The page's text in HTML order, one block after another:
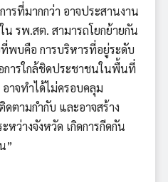
รที่มากกว่า อาจประสานงาน
น รพ.สต. สามารถโยกย้ายกัน
พบคือ การบริหารที่อยู่ระดับ
การใกล้ชิดประชาชนในพื้นที่
าจทำได้ไม่ครอบคลุม
ตามกำกับ และอาจสร้าง
ว่างจังหวัด เกิดการกีดกัน
”